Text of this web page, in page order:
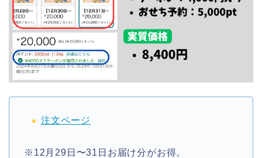
注文ページ
※12月29日〜31日お届け分がお得。